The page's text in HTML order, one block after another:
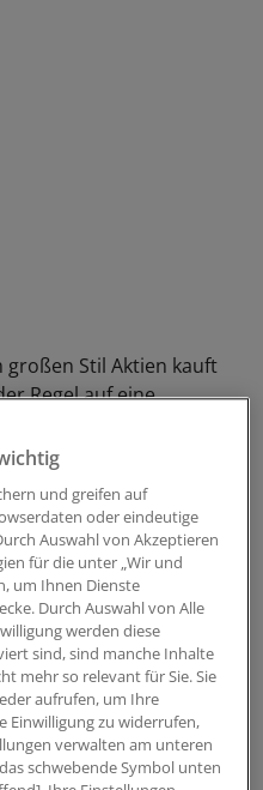
großen Stil Aktien kauft
Regel auf eine
hin", sagt Thomas
der
ihres Konzerns, ist
sie mit steigenden
Inhaber des
Research & Advisory in
in größerem Stil ein
und greifen auf
oder eindeutige
Auswahl von Akzeptieren
für die unter „Wir und
um Ihnen Dienste
Durch Auswahl von Alle
werden diese
sind, sind manche Inhalte
mehr so relevant für Sie. Sie
aufrufen, um Ihre
Einwilligung zu widerrufen,
verwalten am unteren
schwebende Symbol unten